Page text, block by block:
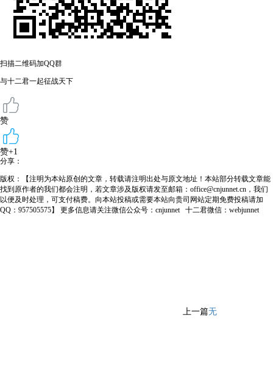
扫描二维码加QQ群
与十二君一起征战天下
赞
赞+1
分享：
版权：【注明为本站原创的文章，转载请注明出处与原文地址！本站部分转载文章能
找到原作者的我们都会注明，若文章涉及版权请发至邮箱：office@cnjunnet.cn，我们
以便及时处理，可支付稿费。向本站投稿或需要本站向贵司网站定期免费投稿请加
QQ：957505575】 更多信息请关注微信公众号：cnjunnet 十二君微信：webjunnet
上一篇无